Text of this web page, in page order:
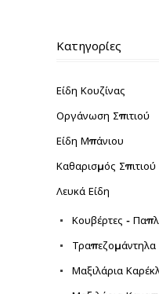
Κατηγορίες
Είδη Κουζίνας
Οργάνωση Σπιτιού
Είδη Μπάνιου
Καθαρισμός Σπιτιού
Λευκά Είδη
Κουβέρτες -
Τραπεζομάντηλα
Μαξιλάρια